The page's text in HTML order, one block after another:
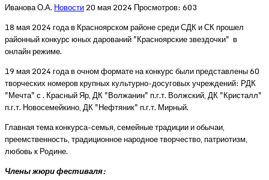
Иванова О.А. Новости20 мая 2024 Просмотров: 603
18 мая 2024 года в Красноярском районе среди СДК и СК прошел
районный конкурс юных дарований "Красноярские звездочки" в
онлайн режиме.
19 мая 2024 года в очном формате на конкурс были представлены 60
творческих номеров крупных культурно-досуговых учреждений: РДК
"Мечта" с . Красный Яр, ДК "Волжанин" п.г.т. Волжский, ДК "Кристалл"
п.г.т. Новосемейкино, ДК "Нефтяник" п.г.т. Мирный.
Главная тема конкурса-семья, семейные традиции и обычаи,
преемственность, традиционное народное творчество, патриотизм,
любовь к Родине.
Члены жюри фестиваля: